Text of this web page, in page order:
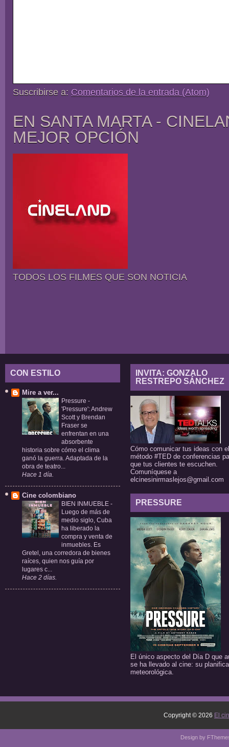
Suscribirse a: Comentarios de la entrada (Atom)
EN SANTA MARTA -
MEJOR OPCIÓN
TODOS LOS FILMES QUE SON NOTICIA
CON ESTILO
Mire a ver...
Pressure -
'Pressure': Andrew
Scott y Brendan
Fraser se
enfrentan en una
absorbente
historia sobre cómo el clima
ganó la guerra. Adaptada de la
obra de teatro...
Hace 1 día.
Cine colombiano
BIEN INMUEBLE -
Luego de más de
medio siglo, Cuba
ha liberado la
compra y venta de
inmuebles. Es
Gretel, una corredora de bienes
raíces, quien nos guía por
lugares c...
Hace 2 días.
INVITA: GONZALO
RESTREPO SÁNCHEZ
Cómo comunicar tus ideas con el
método #TED de conferencias
que tus clientes te escuchen.
Comuníquese a
elcinesinirmaslejos@gmail.com
PRESSURE
El único aspecto del Día D que
se ha llevado al cine: su
meteorológica.
Copyright © 2026 El
Design by